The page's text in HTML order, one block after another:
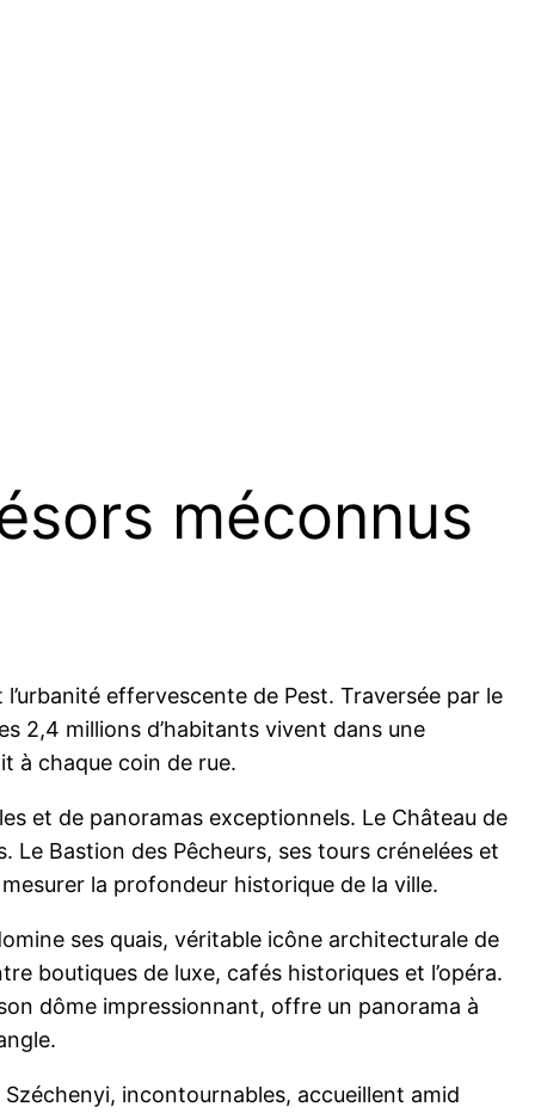
méconnus
effervescente de Pest. Traversée par le
2,4 millions d’habitants vivent dans une
à chaque coin de rue.
et de panoramas exceptionnels. Le Château de
Bastion des Pêcheurs, ses tours crénelées et
la profondeur historique de la ville.
ses quais, véritable icône architecturale de
boutiques de luxe, cafés historiques et l’opéra.
dôme impressionnant, offre un panorama à
incontournables, accueillent amid